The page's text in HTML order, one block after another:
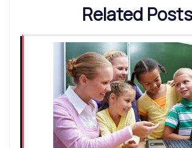
Related Posts